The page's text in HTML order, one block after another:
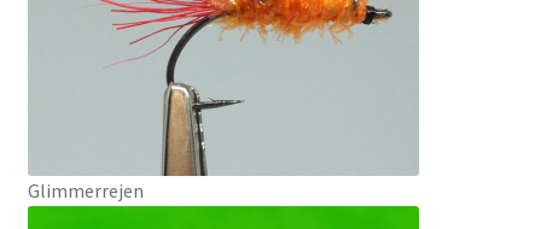
Glimmerrejen